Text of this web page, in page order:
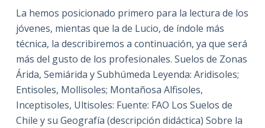
La hemos posicionado primero para la lectura de los
jóvenes, mientas que la de Lucio, de índole más
técnica, la describiremos a continuación, ya que será
más del gusto de los profesionales. Suelos de Zonas
Árida, Semiárida y Subhúmeda Leyenda: Aridisoles;
Entisoles, Mollisoles; Montañosa Alfisoles,
Inceptisoles, Ultisoles: Fuente: FAO Los Suelos de
Chile y su Geografía (descripción didáctica) Sobre la